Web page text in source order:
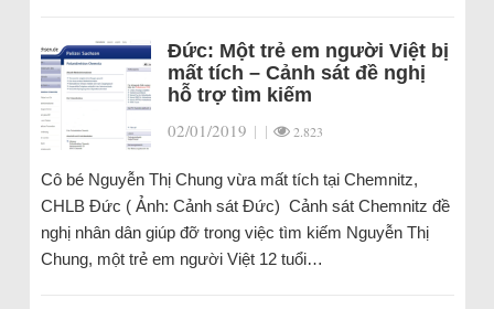
Đức: Một trẻ em người Việt bị
mất tích – Cảnh sát đề nghị
hỗ trợ tìm kiếm
02/01/2019 | | 2.823
Cô bé Nguyễn Thị Chung vừa mất tích tại Chemnitz,
CHLB Đức ( Ảnh: Cảnh sát Đức) Cảnh sát Chemnitz đề
nghị nhân dân giúp đỡ trong việc tìm kiếm Nguyễn Thị
Chung, một trẻ em người Việt 12 tuổi…